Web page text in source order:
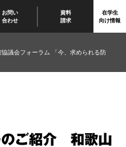
お問い
合わせ
資料
請求
在学生
向け情報
のご紹介 和歌山
議会フォーラム 「今、求められる防